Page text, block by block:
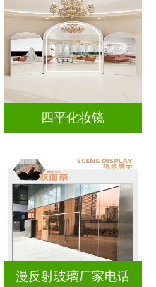
四平化妆镜
漫反射玻璃厂家电话